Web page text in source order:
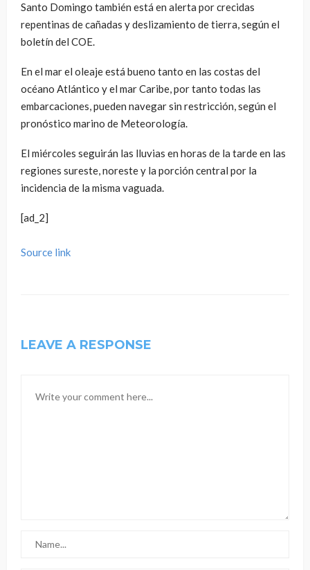
Santo Domingo también está en alerta por crecidas
repentinas de cañadas y deslizamiento de tierra, según el
boletín del COE.
En el mar el oleaje está bueno tanto en las costas del
océano Atlántico y el mar Caribe, por tanto todas las
embarcaciones, pueden navegar sin restricción, según el
pronóstico marino de Meteorología.
El miércoles seguirán las lluvias en horas de la tarde en las
regiones sureste, noreste y la porción central por la
incidencia de la misma vaguada.
[ad_2]
Source link
LEAVE A RESPONSE